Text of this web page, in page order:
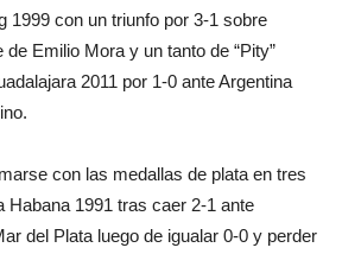
1999 con un triunfo por 3-1 sobre
Emilio Mora y un tanto de “Pity”
2011 por 1-0 ante Argentina
con las medallas de plata en tres
Habana 1991 tras caer 2-1 ante
del Plata luego de igualar 0-0 y perder